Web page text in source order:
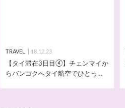
TRAVEL 18.12.23
【タイ滞在3日目④】チェンマイか
らバンコクへタイ航空でひとっと